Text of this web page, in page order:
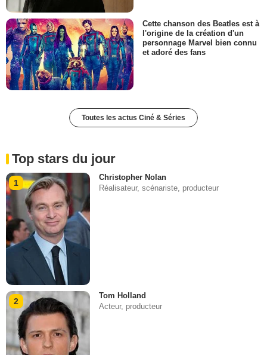
Cette chanson des Beatles est à
l'origine de la création d'un
personnage Marvel bien connu
et adoré des fans
Toutes les actus Ciné & Séries
Top stars du jour
1
Christopher Nolan
Réalisateur, scénariste, producteur
2
Tom Holland
Acteur, producteur